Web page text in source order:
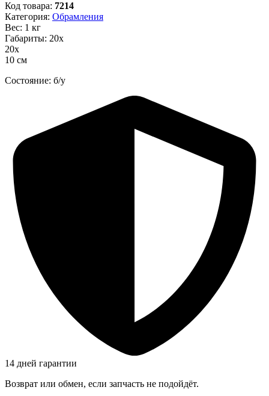
Код товара: 7214
Категория: Обрамления
Вес: 1 кг
Габариты: 20х
20х
10 см
Состояние: б/у
14 дней гарантии
Возврат или обмен, если запчасть не подойдёт.